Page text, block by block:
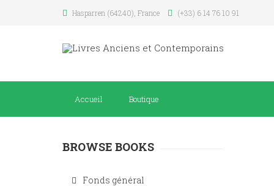
Hasparren (64240), France (+33) 6 14 76 10 91
Accueil Boutique
BROWSE BOOKS
Fonds général